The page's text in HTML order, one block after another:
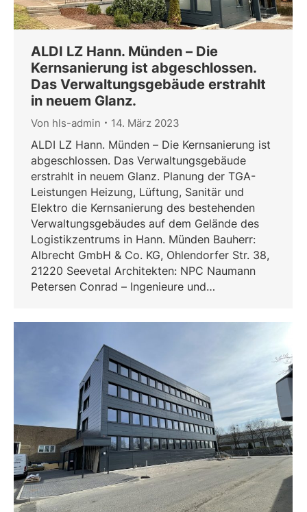
ALDI LZ Hann. Münden – Die
Kernsanierung ist abgeschlossen.
Das Verwaltungsgebäude erstrahlt
in neuem Glanz.
Von hls-admin 14. März 2023
ALDI LZ Hann. Münden – Die Kernsanierung ist
abgeschlossen. Das Verwaltungsgebäude
erstrahlt in neuem Glanz. Planung der TGA-
Leistungen Heizung, Lüftung, Sanitär und
Elektro die Kernsanierung des bestehenden
Verwaltungsgebäudes auf dem Gelände des
Logistikzentrums in Hann. Münden Bauherr:
Albrecht GmbH & Co. KG, Ohlendorfer Str. 38,
21220 Seevetal Architekten: NPC Naumann
Petersen Conrad – Ingenieure und…